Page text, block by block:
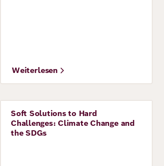
Weiterlesen
Perspective
Soft Solutions to Hard
Challenges: Climate Change and
the SDGs